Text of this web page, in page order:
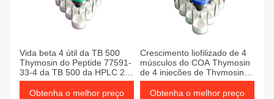
Vida beta 4 útil da TB 500
Thymosin do Peptide 77591-
33-4 da TB 500 da HPLC 2
anos
Obtenha o melhor preço
Crescimento liofilizado de 4
músculos do COA Thymosin
de 4 injeções de Thymosin
beta beta
Obtenha o melhor preço